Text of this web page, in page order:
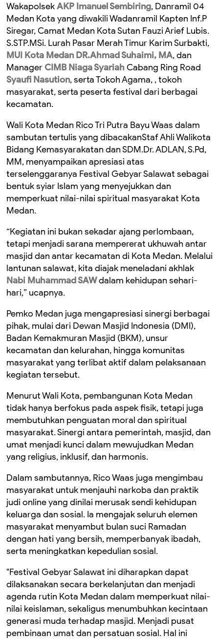
WakapolsekAKP Imanuel Sembiring, Danramil 04
Medan Kota yang diwakili Wadanramil Kapten Inf.P
Siregar, Camat Medan Kota Sutan Fauzi Arief Lubis.
S.STP.MSi. Lurah Pasar Merah Timur Karim Surbakti,
MUI Kota Medan DR.Ahmad Suhaimi, MA, dan
Manager CIMB Niaga SyariahCabang Ring Road
Syaufi Nasution, serta Tokoh Agama, , tokoh
masyarakat, serta peserta festival dari berbagai
kecamatan.
Wali Kota Medan Rico Tri Putra Bayu Waas dalam
sambutan tertulis yang dibacakanStaf Ahli Walikota
Bidang Kemasyarakatan dan SDM.Dr. ADLAN, S.Pd,
MM, menyampaikan apresiasi atas
terselenggaranya Festival Gebyar Salawat sebagai
bentuk syiar Islam yang menyejukkan dan
memperkuat nilai-nilai spiritual masyarakat Kota
Medan.
“Kegiatan ini bukan sekadar ajang perlombaan,
tetapi menjadi sarana mempererat ukhuwah antar
masjid dan antar kecamatan di Kota Medan. Melalui
lantunan salawat, kita diajak meneladani akhlak
Nabi Muhammad SAWdalam kehidupan sehari-
hari,” ucapnya.
Pemko Medan juga mengapresiasi sinergi berbagai
pihak, mulai dari Dewan Masjid Indonesia (DMI),
Badan Kemakmuran Masjid (BKM), unsur
kecamatan dan kelurahan, hingga komunitas
masyarakat yang terlibat aktif dalam pelaksanaan
kegiatan tersebut.
Menurut Wali Kota, pembangunan Kota Medan
tidak hanya berfokus pada aspek fisik, tetapi juga
membutuhkan penguatan moral dan spiritual
masyarakat. Sinergi antara pemerintah, masjid, dan
umat menjadi kunci dalam mewujudkan Medan
yang religius, inklusif, dan harmonis.
Dalam sambutannya, Rico Waas juga mengimbau
masyarakat untuk menjauhi narkoba dan praktik
judi online yang dinilai merusak sendi kehidupan
keluarga dan sosial. Ia mengajak seluruh elemen
masyarakat menyambut bulan suci Ramadan
dengan hati yang bersih, memperbanyak ibadah,
serta meningkatkan kepedulian sosial.
"Festival Gebyar Salawat ini diharapkan dapat
dilaksanakan secara berkelanjutan dan menjadi
agenda rutin Kota Medan dalam memperkuat nilai-
nilai keislaman, sekaligus menumbuhkan kecintaan
generasi muda terhadap masjid. Menjadi pusat
pembinaan umat dan persatuan sosial. Hal ini